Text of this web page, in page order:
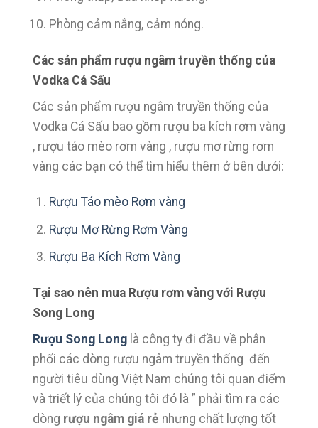
Phòng cảm nắng, cảm nóng.
Các sản phẩm rượu ngâm truyền thống của
Vodka Cá Sấu
Các sản phẩm rượu ngâm truyền thống của
Vodka Cá Sấu bao gồm rượu ba kích rơm vàng
, rượu táo mèo rơm vàng , rượu mơ rừng rơm
vàng các bạn có thể tìm hiểu thêm ở bên dưới:
Rượu Táo mèo Rơm vàng
Rượu Mơ Rừng Rơm Vàng
Rượu Ba Kích Rơm Vàng
Tại sao nên mua Rượu rơm vàng với Rượu
Song Long
Rượu Song Long là công ty đi đầu về phân
phối các dòng rượu ngâm truyền thống đến
người tiêu dùng Việt Nam chúng tôi quan điểm
và triết lý của chúng tôi đó là ” phải tìm ra các
dòng rượu ngâm giá rẻ nhưng chất lượng tốt